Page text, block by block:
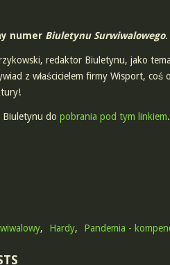
numer Biuletynu Surwiwalowego.
redaktor Biuletynu, jako
z właścicielem firmy Wisport, coś
Biuletynu do pobrania pod tym linkiem.
, Hardy, Pandemia -